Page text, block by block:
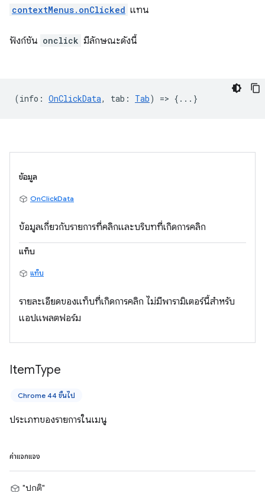
contextMenus.onClicked แทน
ฟังก์ชัน onclick มีลักษณะดังนี้
(info : OnClickData, tab : Tab) => {...}
ข้อมูล
OnClickData
ข้อมูลเกี่ยวกับรายการที่คลิกและบริบทที่เกิดการคลิก
แท็บ
แท็บ
รายละเอียดของแท็บที่เกิดการคลิก ไม่มีพารามิเตอร์นี้สำหรับ
แอปแพลตฟอร์ม
ItemType
Chrome 44 ขึ้นไป
ประเภทของรายการในเมนู
ค่าแจกแจง
"ปกติ"